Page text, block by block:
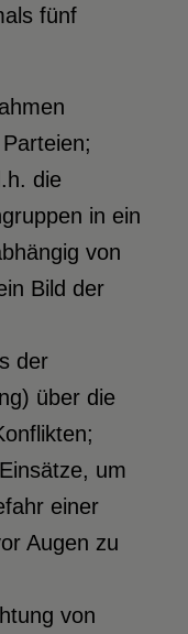
fünf
die
in ein
von
Bild der
der
über die
um
einer
Augen zu
von